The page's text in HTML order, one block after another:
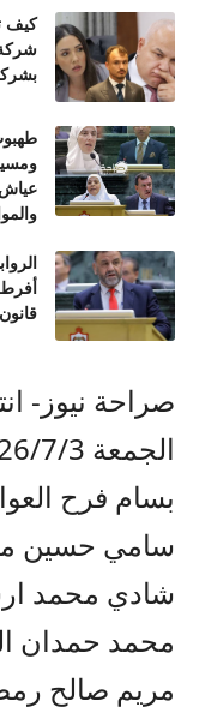
كيف
شركة
صراحة نيوز-
الجمعة 2026/7/3:
بسام فرح
سامي حسين
شادي محمد
محمد حمدان
مريم صالح